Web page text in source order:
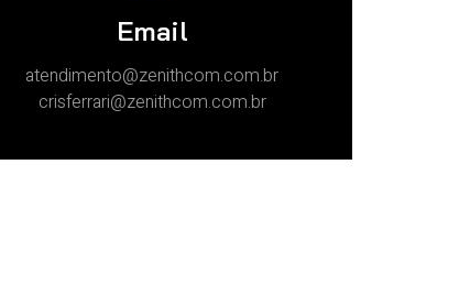
Email
atendimento@zenithcom.com.br
crisferrari@zenithcom.com.br